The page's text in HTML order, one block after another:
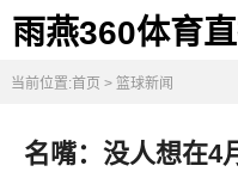
雨燕360体育
当前位置:首页 > 篮球新闻
名嘴：没人想在4